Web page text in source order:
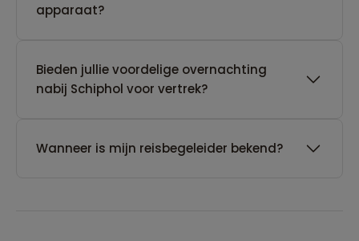
apparaat?
Bieden jullie voordelige overnachting
nabij Schiphol voor vertrek?
Wanneer is mijn reisbegeleider bekend?